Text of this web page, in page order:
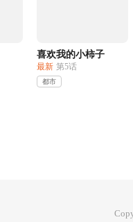
喜欢我的小柿子
最新 第5话
都市